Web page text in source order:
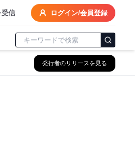
受信 ログイン/会員登録
発行者のリリースを見る